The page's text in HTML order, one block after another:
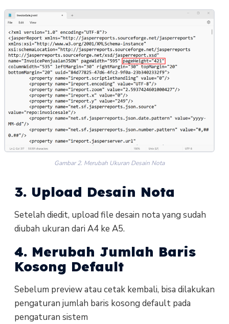
Gambar 2. Merubah Ukuran Desain Nota
3. Upload Desain Nota
Setelah diedit, upload file desain nota yang sudah
diubah ukuran dari A4 ke A5.
4. Merubah Jumlah Baris
Kosong Default
Sebelum preview atau cetak kembali, bisa dilakukan
pengaturan jumlah baris kosong default pada
pengaturan sistem